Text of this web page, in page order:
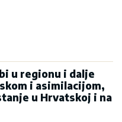
u regionu i dalje
i asimilacijom,
u Hrvatskoj i na